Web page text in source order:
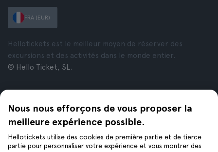
Nous nous efforçons de vous proposer la
meilleure expérience possible.
Hellotickets utilise des cookies de première partie et de tierce
partie pour personnaliser votre expérience et vous montrer des
FRA (EUR)
Hellotickets est le meilleur moyen de réserver des
excursions et des activités dans le monde entier.
© Hello Ticket, SL.
À propos de nous
Offres d’emploi
Avis
New York
Rome
Londres